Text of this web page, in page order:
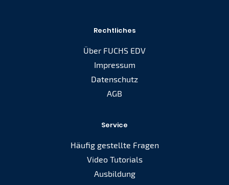
Rechtliches
Über FUCHS EDV
Impressum
Datenschutz
AGB
Service
Häufig gestellte Fragen
Video Tutorials
Ausbildung